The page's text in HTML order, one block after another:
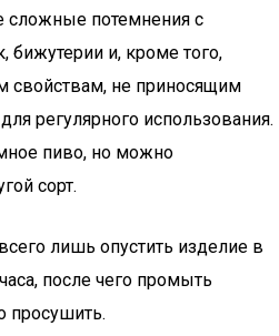
сложные потемнения с
бижутерии и, кроме того,
свойствам, не приносящим
регулярного использования.
пиво, но можно
сорт.
лишь опустить изделие в
после чего промыть
просушить.